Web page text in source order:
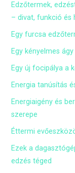
Edzőtermek,
– divat, funkció és
Egy furcsa
Egy kényelmes
Egy új focipálya a
Energia tanúsítás
Energiaigény és
szerepe
Éttermi
Ezek a
edzés téged